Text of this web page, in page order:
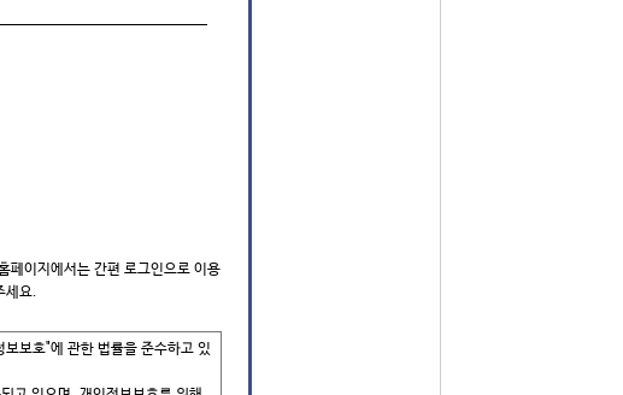
페이지에서는 간편 로그인으로 이용
세요.